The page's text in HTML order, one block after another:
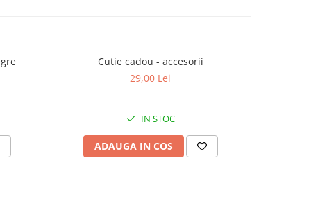
Cutie cadou - accesorii
29,00 Lei
IN STOC
ADAUGA IN COS